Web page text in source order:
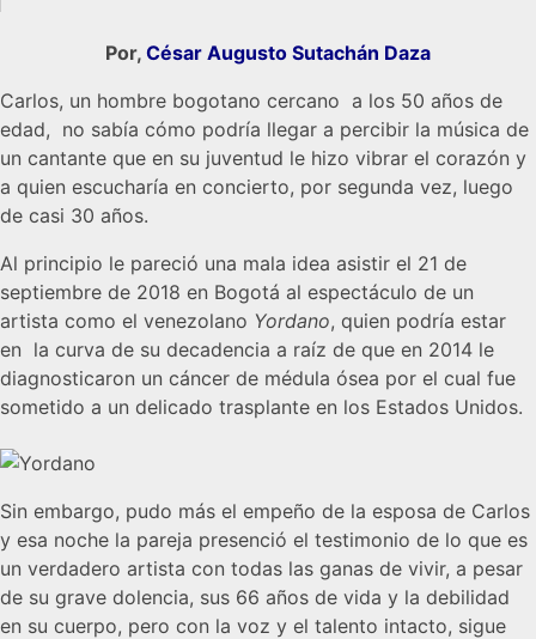
Por, César Augusto Sutachán Daza
Carlos, un hombre bogotano cercano a los 50 años de
edad, no sabía cómo podría llegar a percibir la música de
un cantante que en su juventud le hizo vibrar el corazón y
a quien escucharía en concierto, por segunda vez, luego
de casi 30 años.
Al principio le pareció una mala idea asistir el 21 de
septiembre de 2018 en Bogotá al espectáculo de un
artista como el venezolano Yordano, quien podría estar
en la curva de su decadencia a raíz de que en 2014 le
diagnosticaron un cáncer de médula ósea por el cual fue
sometido a un delicado trasplante en los Estados Unidos.
Sin embargo, pudo más el empeño de la esposa de Carlos
y esa noche la pareja presenció el testimonio de lo que es
un verdadero artista con todas las ganas de vivir, a pesar
de su grave dolencia, sus 66 años de vida y la debilidad
en su cuerpo, pero con la voz y el talento intacto, sigue